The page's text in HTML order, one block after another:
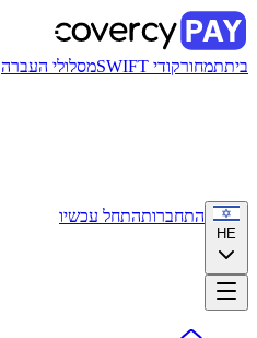
ביתתמחורקודי SWIFT מסלולי העברה
HE
התחברותהתחל עכשיו